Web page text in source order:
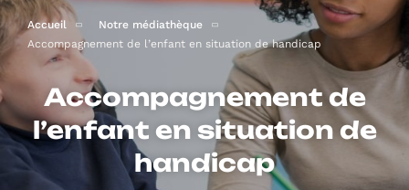
Accueil
Notre médiathèque
Accompagnement de l’enfant en situation de handicap
Accompagnement de
l’enfant en situation de
handicap